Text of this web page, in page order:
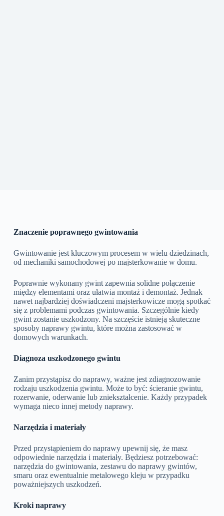
Znaczenie poprawnego gwintowania
Gwintowanie jest kluczowym procesem w wielu dziedzinach,
od mechaniki samochodowej po majsterkowanie w domu.
Poprawnie wykonany gwint zapewnia solidne połączenie
między elementami oraz ułatwia montaż i demontaż. Jednak
nawet najbardziej doświadczeni majsterkowicze mogą spotkać
się z problemami podczas gwintowania. Szczególnie kiedy
gwint zostanie uszkodzony. Na szczęście istnieją skuteczne
sposoby naprawy gwintu, które można zastosować w
domowych warunkach.
Diagnoza uszkodzonego gwintu
Zanim przystąpisz do naprawy, ważne jest zdiagnozowanie
rodzaju uszkodzenia gwintu. Może to być: ścieranie gwintu,
rozerwanie, oderwanie lub zniekształcenie. Każdy przypadek
wymaga nieco innej metody naprawy.
Narzędzia i materiały
Przed przystąpieniem do naprawy upewnij się, że masz
odpowiednie narzędzia i materiały. Będziesz potrzebować:
narzędzia do gwintowania, zestawu do naprawy gwintów,
smaru oraz ewentualnie metalowego kleju w przypadku
poważniejszych uszkodzeń.
Kroki naprawy